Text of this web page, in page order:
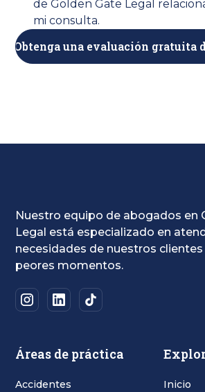
de Golden Gate Legal
mi consulta.
Nuestro equipo de abogados en
Legal está especializado en
necesidades de nuestros
peores momentos.
Áreas de práctica
Accidentes
Inicio